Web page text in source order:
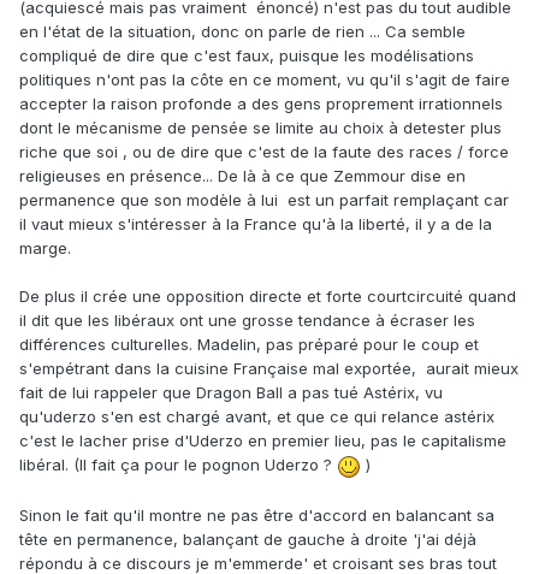
(acquiescé mais pas vraiment énoncé) n'est pas du tout audible
en l'état de la situation, donc on parle de rien ... Ca semble
compliqué de dire que c'est faux, puisque les modélisations
politiques n'ont pas la côte en ce moment, vu qu'il s'agit de faire
accepter la raison profonde a des gens proprement irrationnels
dont le mécanisme de pensée se limite au choix à detester plus
riche que soi , ou de dire que c'est de la faute des races / force
religieuses en présence... De là à ce que Zemmour dise en
permanence que son modèle à lui est un parfait remplaçant car
il vaut mieux s'intéresser à la France qu'à la liberté, il y a de la
marge.
De plus il crée une opposition directe et forte courtcircuité quand
il dit que les libéraux ont une grosse tendance à écraser les
différences culturelles. Madelin, pas préparé pour le coup et
s'empétrant dans la cuisine Française mal exportée, aurait mieux
fait de lui rappeler que Dragon Ball a pas tué Astérix, vu
qu'uderzo s'en est chargé avant, et que ce qui relance astérix
c'est le lacher prise d'Uderzo en premier lieu, pas le capitalisme
libéral. (Il fait ça pour le pognon Uderzo ?
)
Sinon le fait qu'il montre ne pas être d'accord en balancant sa
tête en permanence, balançant de gauche à droite 'j'ai déjà
répondu à ce discours je m'emmerde' et croisant ses bras tout